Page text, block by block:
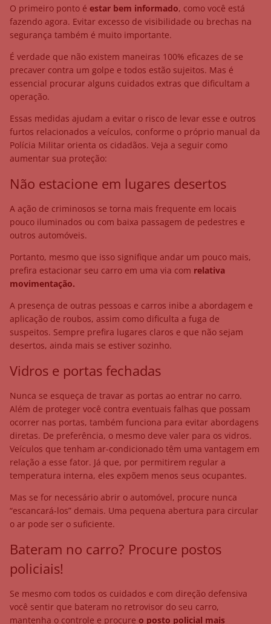
O primeiro ponto é estar bem informado, como você está
fazendo agora. Evitar excesso de visibilidade ou brechas na
segurança também é muito importante.
É verdade que não existem maneiras 100% eficazes de se
precaver contra um golpe e todos estão sujeitos. Mas é
essencial procurar alguns cuidados extras que dificultam a
operação.
Essas medidas ajudam a evitar o risco de levar esse e outros
furtos relacionados a veículos, conforme o próprio manual da
Polícia Militar orienta os cidadãos. Veja a seguir como
aumentar sua proteção:
Não estacione em lugares desertos
A ação de criminosos se torna mais frequente em locais
pouco iluminados ou com baixa passagem de pedestres e
outros automóveis.
Portanto, mesmo que isso signifique andar um pouco mais,
prefira estacionar seu carro em uma via com relativa
movimentação.
A presença de outras pessoas e carros inibe a abordagem e
aplicação de roubos, assim como dificulta a fuga de
suspeitos. Sempre prefira lugares claros e que não sejam
desertos, ainda mais se estiver sozinho.
Vidros e portas fechadas
Nunca se esqueça de travar as portas ao entrar no carro.
Além de proteger você contra eventuais falhas que possam
ocorrer nas portas, também funciona para evitar abordagens
diretas. De preferência, o mesmo deve valer para os vidros.
Veículos que tenham ar-condicionado têm uma vantagem em
relação a esse fator. Já que, por permitirem regular a
temperatura interna, eles expõem menos seus ocupantes.
Mas se for necessário abrir o automóvel, procure nunca
“escancará-los” demais. Uma pequena abertura para circular
o ar pode ser o suficiente.
Bateram no carro? Procure postos
policiais!
Se mesmo com todos os cuidados e com direção defensiva
você sentir que bateram no retrovisor do seu carro,
mantenha o controle e procure o posto policial mais